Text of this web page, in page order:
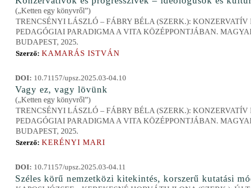
(„Ketten egy könyvről”)
TRENCSÉNYI LÁSZLÓ – FÁBRY BÉLA (SZERK.):
PEDAGÓGIAI PARADIGMA A VITA KÖZÉPPONTJÁBAN.
BUDAPEST, 2025.
Szerző: KAMARÁS ISTVÁN
DOI: 10.71157/upsz.2025.03-04.10
Vagy ez, vagy lövünk
(„Ketten egy könyvről”)
TRENCSÉNYI LÁSZLÓ – FÁBRY BÉLA (SZERK.):
PEDAGÓGIAI PARADIGMA A VITA KÖZÉPPONTJÁBAN.
BUDAPEST, 2025.
Szerző: KERÉNYI MARI
DOI: 10.71157/upsz.2025.03-04.11
Széles körű nemzetközi kitekintés, korszerű kutatási